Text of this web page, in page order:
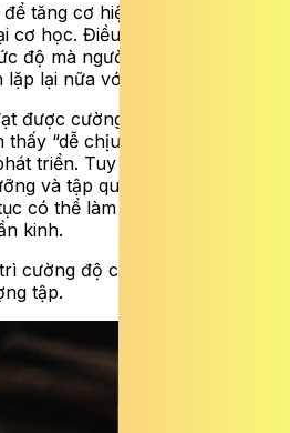
tăng cơ hiệu quả là tập luyện
cơ học. Điều này có nghĩa là
độ mà người tập chỉ có thể
lại nữa với kỹ thuật chuẩn.
được cường độ cần thiết. Nếu
“dễ chịu”, cơ bắp chưa
triển. Tuy nhiên, cần phân
và tập quá sức. Tập đến
có thể làm tăng nguy cơ chấn
kinh.
cường độ cao có kiểm soát,
tập.